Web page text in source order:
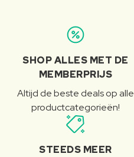
SHOP ALLES MET DE
MEMBERPRIJS
Altijd de beste deals op alle
productcategorieën!
STEEDS MEER